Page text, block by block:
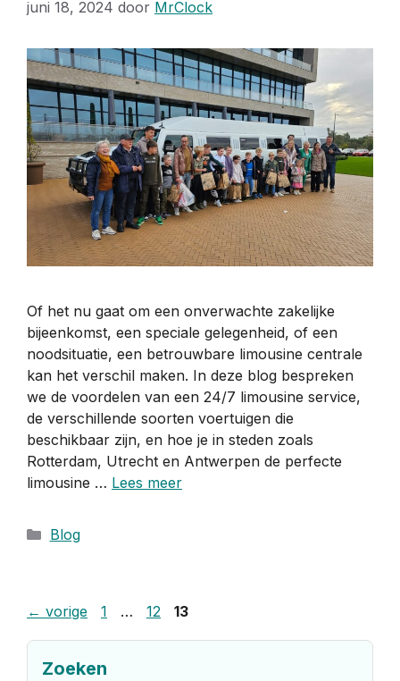
juni 18, 2024 door MrClock
Of het nu gaat om een onverwachte zakelijke
bijeenkomst, een speciale gelegenheid, of een
noodsituatie, een betrouwbare limousine centrale
kan het verschil maken. In deze blog bespreken
we de voordelen van een 24/7 limousine service,
de verschillende soorten voertuigen die
beschikbaar zijn, en hoe je in steden zoals
Rotterdam, Utrecht en Antwerpen de perfecte
limousine … Lees meer
Categorieën
Blog
← vorige Pagina
1 … Pagina
12 Pagina
13
Zoeken